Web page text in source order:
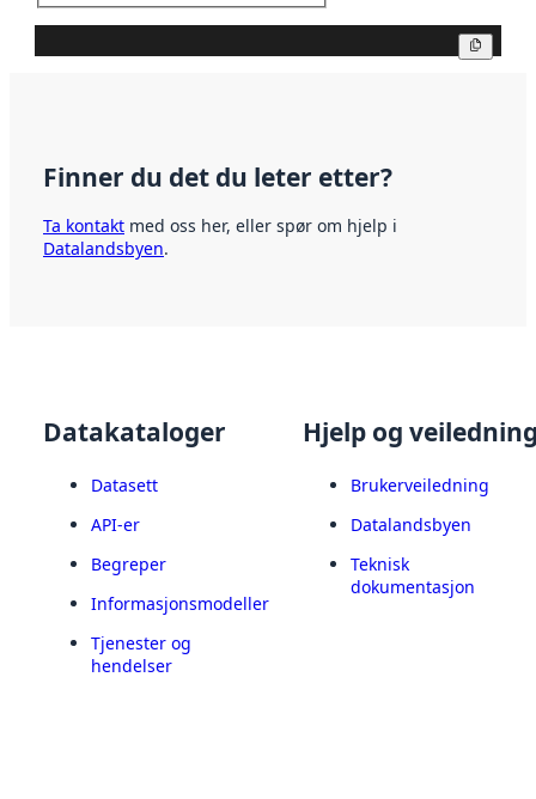
Finner du det du leter etter?
Ta kontakt med oss her, eller spør om hjelp i
Datalandsbyen.
Datakataloger
Datasett
API-er
Begreper
Informasjonsmodeller
Tjenester og
hendelser
Hjelp og
Brukerveiledning
Datalandsbyen
Teknisk
dokumentasjon